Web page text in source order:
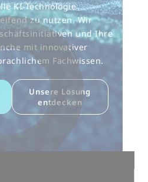
KI-Technologie
zu nutzen. Wir
und Ihre
mit innovativer
Fachwissen.
Unsere Lösung
entdecken